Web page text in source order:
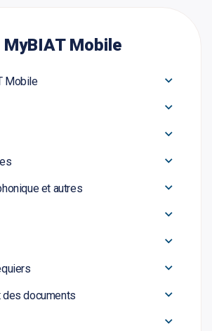
Mobile
Mobile
et autres
des documents